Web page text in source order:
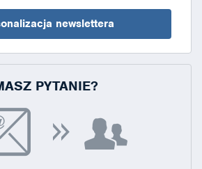
newslettera
PYTANIE?